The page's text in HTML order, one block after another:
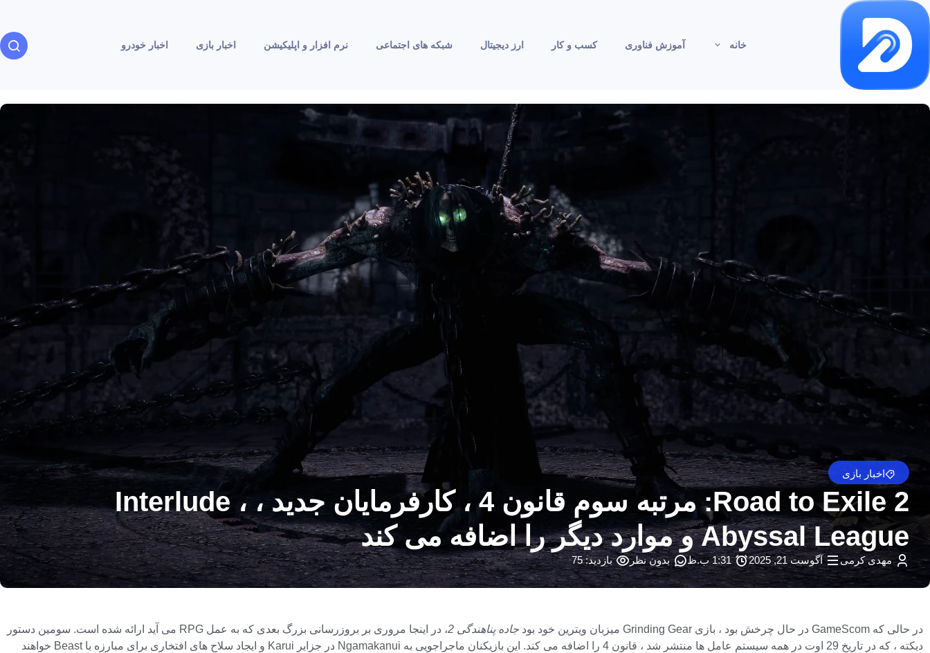
خانه آموزش فناوری کسب و کار ارز دیجیتال شبکه های اجتماعی نرم افزار و اپلیکیشن اخبار بازی اخبار خودرو
اخبار بازی
Road to Exile 2: مرتبه سوم قانون 4 ، کارفرمایان جدید ، Interlude ،
Abyssal League و موارد دیگر را اضافه می کند
مهدی کرمی آگوست 21, 2025 1:31 ب.ظ بدون نظر بازدید: 75
در حالی که GameScom در حال چرخش بود ، بازی Grinding Gear میزبان ویترین خود بود جاده پناهندگی 2
، در اینجا مروری بر بروزرسانی بزرگ بعدی که به عمل RPG می آید ارائه شده است. سومین دستور
دیکته ، که در تاریخ 29 اوت در همه سیستم عامل ها منتشر شد ، قانون 4 را اضافه می کند. این بازیکنان ماجراجویی به Ngamakanui در جزایر Karui و ایجاد سلاح های افتخاری برای مبارزه با Beast خواهند